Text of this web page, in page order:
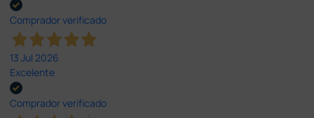
Comprador verificado
13 Jul 2026
Excelente
Comprador verificado